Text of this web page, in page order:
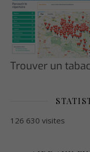
Trouver un
126 630 visites